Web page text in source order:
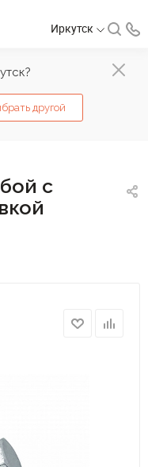
другой
Иркутск
с